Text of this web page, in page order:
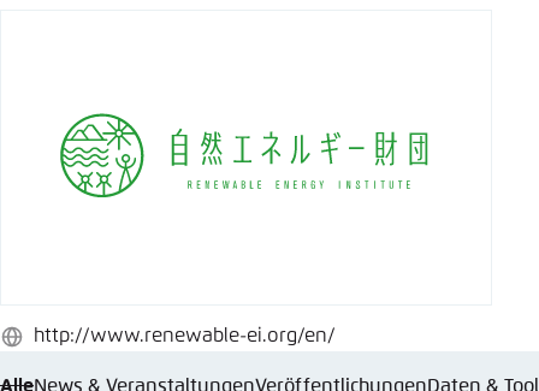
Webseite
http://www.renewable-ei.org/en/
AlleNews & VeranstaltungenVeröffentlichungenDaten &